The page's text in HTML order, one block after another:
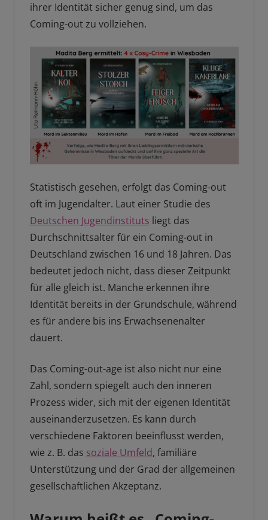
ihrer Identität sicher genug sind, um das
Coming-out zu vollziehen.
Statistisch gesehen, erfolgt das Coming-out
oft im Jugendalter. Laut einer Studie des
Deutschen Jugendinstituts liegt das
Durchschnittsalter für ein Coming-out in
Deutschland zwischen 16 und 18 Jahren. Das
bedeutet jedoch nicht, dass dieser Zeitpunkt
für alle gleich ist. Manche erkennen ihre
Identität bereits in der Grundschule, während
es für andere bis ins Erwachsenenalter
dauert.
Das Coming-out-age ist also nicht nur eine
Zahl, sondern spiegelt auch den inneren
Prozess wider, sich mit der eigenen Identität
auseinanderzusetzen. Es kann durch
verschiedene Faktoren beeinflusst werden,
wie z. B. das soziale Umfeld, familiäre
Unterstützung und der Grad der allgemeinen
gesellschaftlichen Akzeptanz.